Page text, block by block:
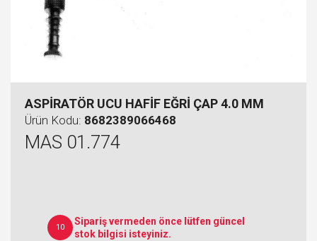
ASPİRATÖR UCU HAFİF EĞRİ ÇAP 4.0 MM
Ürün Kodu: 8682389066468
MAS 01.774
10
Sipariş vermeden önce lütfen güncel
stok bilgisi isteyiniz.